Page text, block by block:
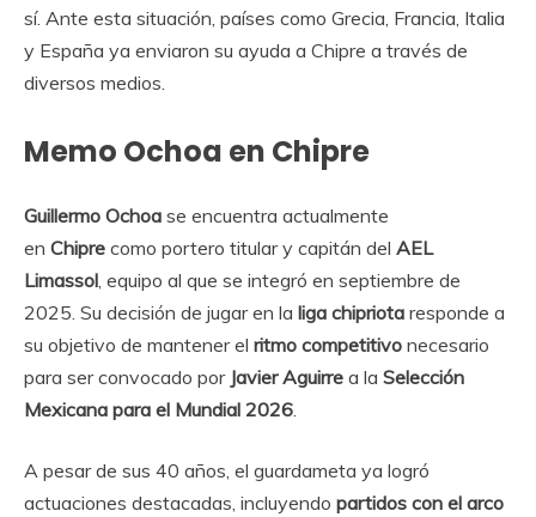
sí. Ante esta situación, países como Grecia, Francia, Italia
y España ya enviaron su ayuda a Chipre a través de
diversos medios.
Memo Ochoa en Chipre
Guillermo Ochoa se encuentra actualmente
en Chipre como portero titular y capitán del AEL
Limassol, equipo al que se integró en septiembre de
2025. Su decisión de jugar en la liga chipriota responde a
su objetivo de mantener el ritmo competitivo necesario
para ser convocado por Javier Aguirre a la Selección
Mexicana para el Mundial 2026.
A pesar de sus 40 años, el guardameta ya logró
actuaciones destacadas, incluyendo partidos con el arco